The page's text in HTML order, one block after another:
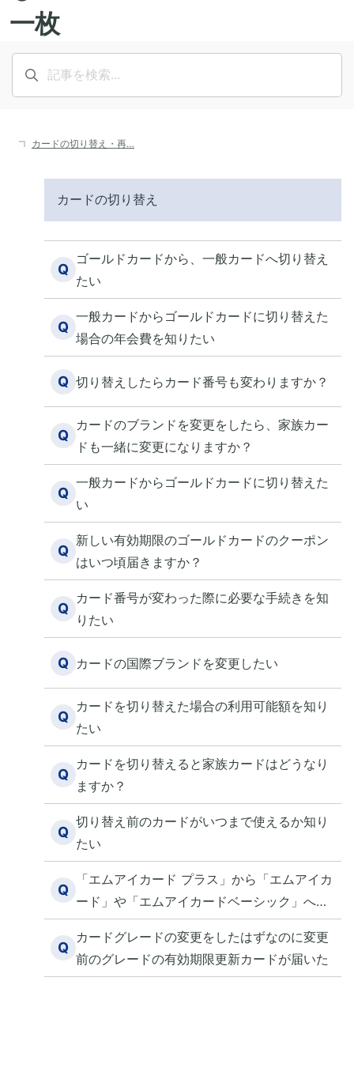
カードの切り替え・再…
カードの切り替え
Q
ゴールドカードから、一般カードへ切り替え
たい
Q
一般カードからゴールドカードに切り替えた
場合の年会費を知りたい
Q 切り替えしたらカード番号も変わりますか？
Q
カードのブランドを変更をしたら、家族カー
ドも一緒に変更になりますか？
Q
一般カードからゴールドカードに切り替えた
い
Q
新しい有効期限のゴールドカードのクーポン
はいつ頃届きますか？
Q
カード番号が変わった際に必要な手続きを知
りたい
Q カードの国際ブランドを変更したい
Q
カードを切り替えた場合の利用可能額を知り
たい
Q
カードを切り替えると家族カードはどうなり
ますか？
Q
切り替え前のカードがいつまで使えるか知り
たい
Q
「エムアイカード プラス」から「エムアイカ
ード」や「エムアイカードベーシック」へ切
り替えしたい
Q
カードグレードの変更をしたはずなのに変更
前のグレードの有効期限更新カードが届いた